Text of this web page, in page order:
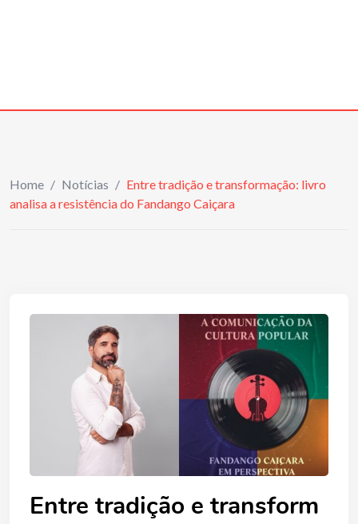
Home / Notícias / Entre tradição e transformação: livro
analisa a resistência do Fandango Caiçara
Entre tradição e transform